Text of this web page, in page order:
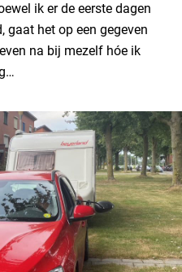
ik er de eerste dagen
gaat het op een gegeven
na bij mezelf hóe ik